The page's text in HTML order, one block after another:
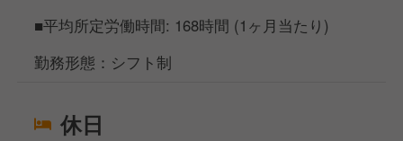
■平均所定労働時間: 168時間 (1ヶ月当たり)
勤務形態：シフト制
休日